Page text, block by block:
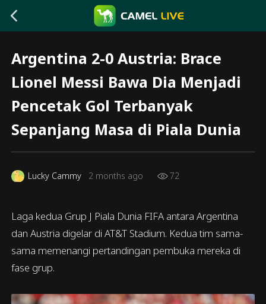
Argentina 2-0 Austria: Brace
Lionel Messi Bawa Dia Menjadi
Pencetak Gol Terbanyak
Sepanjang Masa di Piala Dunia
Lucky Cammy 2 months ago 72
Laga kedua Grup J Piala Dunia FIFA antara Argentina
dan Austria digelar di AT&T Stadium. Kedua tim sama-
sama memenangi pertandingan pembuka mereka di
fase grup.